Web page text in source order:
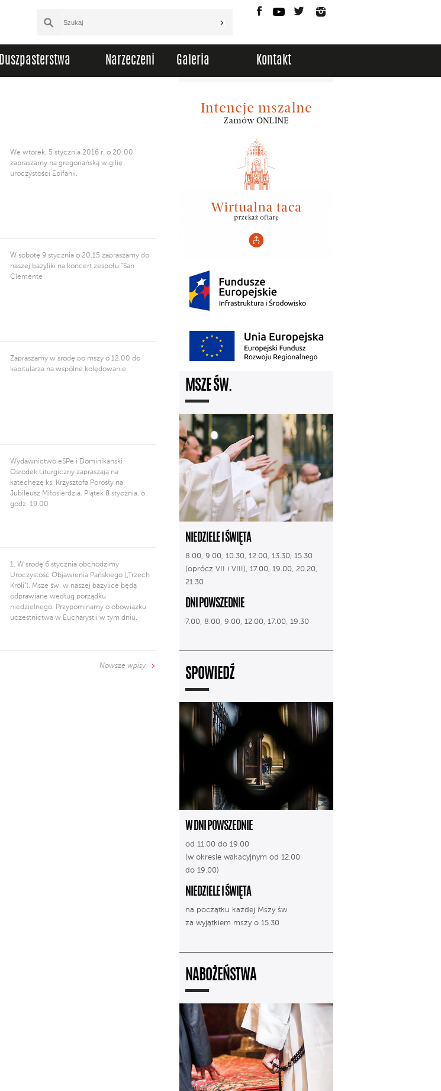
FacebookYouTubeTwitter
Duszpasterstwa Narzeczeni Galeria Kontakt
We wtorek, 5 stycznia 2016 r. o 20:00
zapraszamy na gregoriańską wigilię
uroczystości Epifanii.
W sobotę 9 stycznia o 20.15 zapraszamy do
naszej bazyliki na koncert zespołu "San
Clemente
Zapraszamy w środę po mszy o 12.00 do
kapitularza na wspólne kolędowanie
Wydawnictwo eSPe i Dominikański
Ośrodek Liturgiczny zapraszają na
katechezę ks. Krzysztofa Porosły na
Jubileusz Miłosierdzia. Piątek 8 stycznia, o
godz. 19.00
1. W środę 6 stycznia obchodzimy
Uroczystość Objawienia Pańskiego („Trzech
Króli”). Msze św. w naszej bazylice będą
odprawiane według porządku
niedzielnego. Przypominamy o obowiązku
uczestnictwa w Eucharystii w tym dniu.
Nowsze wpisy
MSZE ŚW.
NIEDZIELE I ŚWIĘTA
8.00, 9.00, 10.30, 12.00, 13.30, 15.30
(oprócz VII i VIII), 17.00, 19.00, 20.20,
21.30
DNI POWSZEDNIE
7.00, 8.00, 9.00, 12.00, 17.00, 19.30
SPOWIEDŹ
W DNI POWSZEDNIE
od 11.00 do 19.00
(w okresie wakacyjnym od 12.00
do 19.00)
NIEDZIELE I ŚWIĘTA
na początku każdej Mszy św.
za wyjątkiem mszy o 15.30
NABOŻEŃSTWA